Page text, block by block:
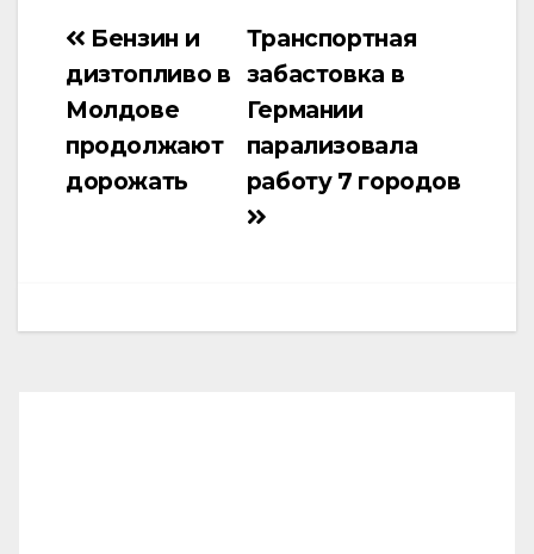
Навигация
по
Транспортная
забастовка в
Германии
парализовала
работу 7 городов
Бензин и
дизтопливо в
Молдове
продолжают
дорожать